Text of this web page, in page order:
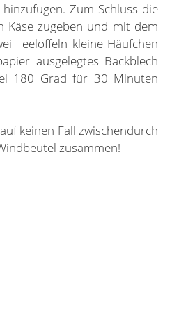
Zum Schluss die
Käse zugeben und mit dem
Teelöffeln kleine Häufchen
ausgelegtes Backblech
180 Grad für 30 Minuten
keinen Fall zwischendurch
zusammen!